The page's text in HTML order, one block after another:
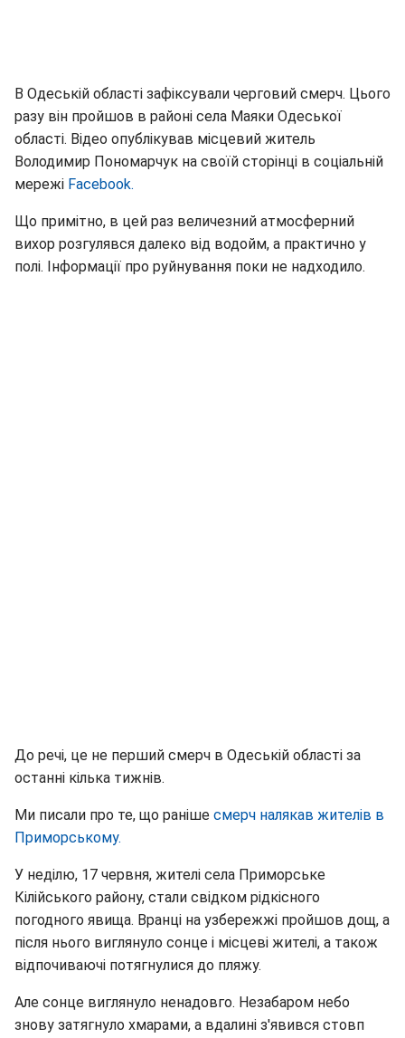
В Одеській області зафіксували черговий смерч. Цього
разу він пройшов в районі села Маяки Одеської
області. Відео опублікував місцевий житель
Володимир Пономарчук на своїй сторінці в соціальній
мережі Facebook.
Що примітно, в цей раз величезний атмосферний
вихор розгулявся далеко від водойм, а практично у
полі. Інформації про руйнування поки не надходило.
До речі, це не перший смерч в Одеській області за
останні кілька тижнів.
Ми писали про те, що раніше смерч налякав жителів в
Приморському.
У неділю, 17 червня, жителі села Приморське
Кілійського району, стали свідком рідкісного
погодного явища. Вранці на узбережжі пройшов дощ, а
після нього виглянуло сонце і місцеві жителі, а також
відпочиваючі потягнулися до пляжу.
Але сонце виглянуло ненадовго. Незабаром небо
знову затягнуло хмарами, а вдалині з'явився стовп